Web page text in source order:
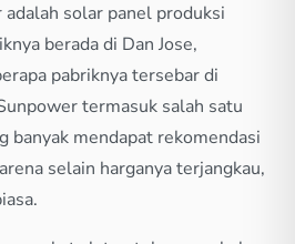
solar panel produksi
berada di Dan Jose,
pabriknya tersebar di
termasuk salah satu
banyak mendapat rekomendasi
selain harganya terjangkau,